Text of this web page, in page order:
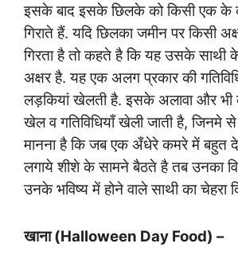
इसके बाद इसके छिलके को किसी एक
गिराते हैं. यदि छिलका जमीन पर किसी
गिरता है तो कहते है कि यह उसके साथी
अक्षर है. यह एक अलग प्रकार की
लड़कियां खेलती है. इसके अलावा और भी
खेल व गतिविधियाँ खेली जाती है, जिनमे
मानना है कि जब एक अँधेरे कमरे में बहुत
लगाये शीशे के सामने बैठते है तब उनका
उनके भविष्य में होने वाले साथी का चेहरा
खाना (Halloween Day Food) –